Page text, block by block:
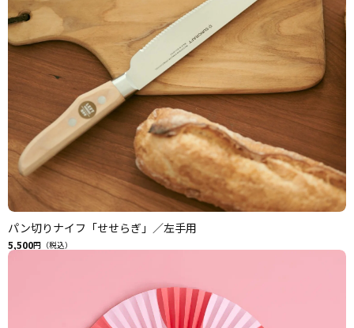
パン切りナイフ「せせらぎ」／左手用
5,500円（税込）